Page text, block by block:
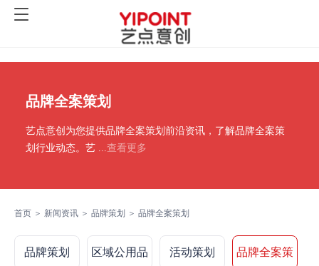
品牌全案策划
艺点意创为您提供品牌全案策划前沿资讯，了解品牌全案策
划行业动态。艺
查看更多
首页 ＞ 新闻资讯 ＞ 品牌策划 ＞ 品牌全案策划
品牌策划 区域公用品 活动策划 品牌全案策